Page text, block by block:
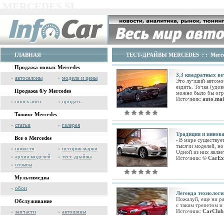
ГЛАВНАЯ
Продажа новых Mercedes
» автосалоны » модели и цены
Продажа б/у Mercedes
» поиск авто » продать
Тюнинг Mercedes
» статьи » галерея
Все о Mercedes
» новости » история марки
» архив моделей » тест-драйвы
» отзывы
Мультимедиа
» обои
Обслуживание
» запчасти » автошины
ТЕСТ-ДРАЙВЫ MERCEDES : :
3,3 квадратных
Это лучший
ездить. Точка
можно было бы
Источник:
Традиции и
«В мире
тысячи моделей,
Одной из них
Источник: ©
Легенда
Пожалуй, еще ни
с таким трепетом и
Источник: